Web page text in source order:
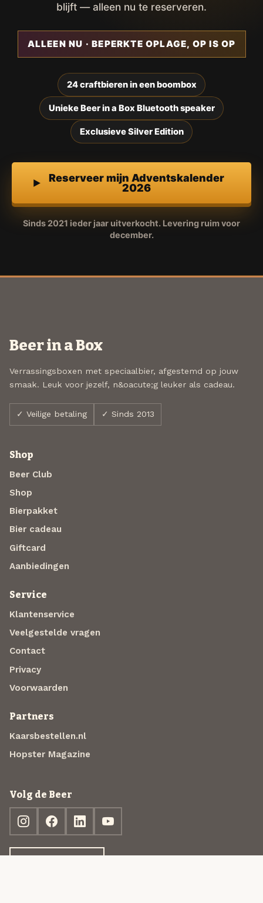
blijft — alleen nu te reserveren.
ALLEEN NU · BEPERKTE OPLAGE, OP IS OP
24 craftbieren in een boombox
Unieke Beer in a Box Bluetooth speaker
Exclusieve Silver Edition
Reserveer mijn Adventskalender
2026
Sinds 2021 ieder jaar uitverkocht. Levering ruim voor
december.
Beer in a Box
Verrassingsboxen met speciaalbier, afgestemd op jouw
smaak. Leuk voor jezelf, n&oacute;g leuker als cadeau.
✓ Veilige betaling ✓ Sinds 2013
Shop
Beer Club
Shop
Bierpakket
Bier cadeau
Giftcard
Aanbiedingen
Service
Klantenservice
Veelgestelde vragen
Contact
Privacy
Voorwaarden
Partners
Kaarsbestellen.nl
Hopster Magazine
Volg de Beer